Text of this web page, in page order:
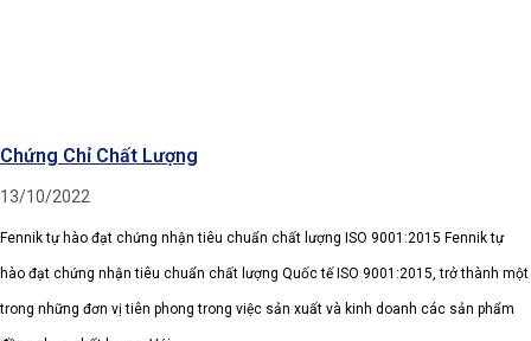
Chứng Chỉ Chất Lượng
13/10/2022
Fennik tự hào đạt chứng nhận tiêu chuẩn chất lượng ISO 9001:2015 Fennik tự
hào đạt chứng nhận tiêu chuẩn chất lượng Quốc tế ISO 9001:2015, trở thành một
trong những đơn vị tiên phong trong việc sản xuất và kinh doanh các sản phẩm